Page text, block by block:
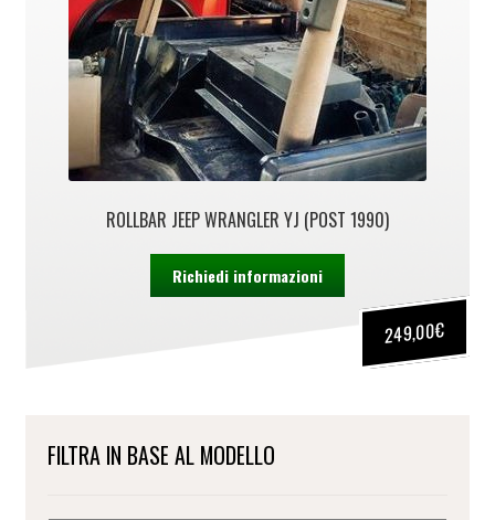
ROLLBAR JEEP WRANGLER YJ (POST 1990)
249,00€
Richiedi informazioni
FILTRA IN BASE AL MODELLO